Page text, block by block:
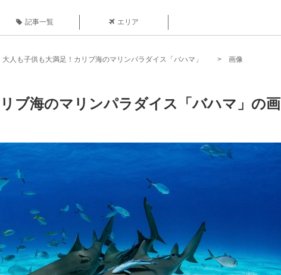
記事一覧 エリア
大人も子供も大満足！カリブ海のマリンパラダイス「バハマ」 画像
ブ海のマリンパラダイス「バハマ」の画